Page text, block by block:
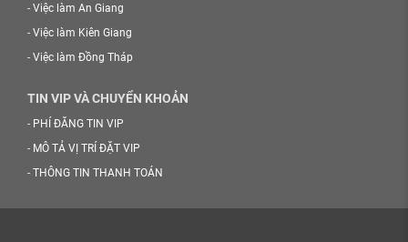
- Việc làm An Giang
- Việc làm Kiên Giang
- Việc làm Đồng Tháp
TIN VIP VÀ CHUYỂN KHOẢN
- PHÍ ĐĂNG TIN VIP
- MÔ TẢ VỊ TRÍ ĐẶT VIP
- THÔNG TIN THANH TOÁN